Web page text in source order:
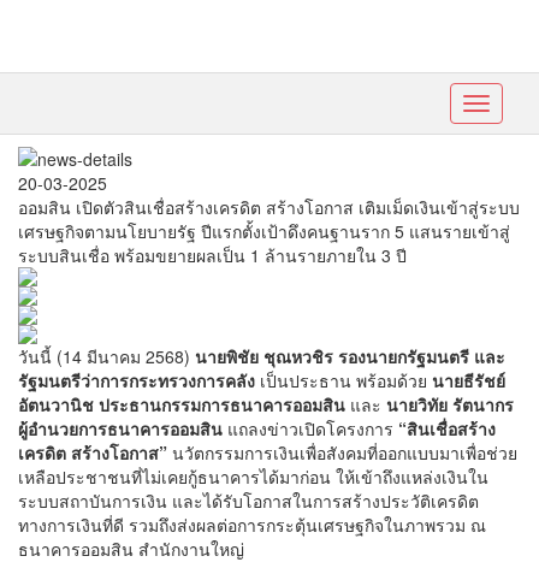
Toggle
20-03-2025
ออมสิน เปิดตัวสินเชื่อสร้างเครดิต สร้างโอกาส เติมเม็ดเงินเข้าสู่ระบบ
เศรษฐกิจตามนโยบายรัฐ ปีแรกตั้งเป้าดึงคนฐานราก 5 แสนรายเข้าสู่
ระบบสินเชื่อ พร้อมขยายผลเป็น 1 ล้านรายภายใน 3 ปี
วันนี้ (14 มีนาคม 2568) นายพิชัย ชุณหวชิร รองนายกรัฐมนตรี และ
รัฐมนตรีว่าการกระทรวงการคลัง เป็นประธาน พร้อมด้วย นายธีรัชย์
อัตนวานิช ประธานกรรมการธนาคารออมสิน และ นายวิทัย รัตนากร
ผู้อำนวยการธนาคารออมสิน แถลงข่าวเปิดโครงการ “สินเชื่อสร้าง
เครดิต สร้างโอกาส” นวัตกรรมการเงินเพื่อสังคมที่ออกแบบมาเพื่อช่วย
เหลือประชาชนที่ไม่เคยกู้ธนาคารได้มาก่อน ให้เข้าถึงแหล่งเงินใน
ระบบสถาบันการเงิน และได้รับโอกาสในการสร้างประวัติเครดิต
ทางการเงินที่ดี รวมถึงส่งผลต่อการกระตุ้นเศรษฐกิจในภาพรวม ณ
ธนาคารออมสิน สำนักงานใหญ่